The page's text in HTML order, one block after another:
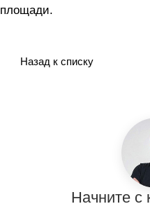
площади.
Назад к списку
Начните с